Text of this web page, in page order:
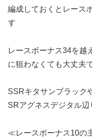
編成しておくとレース
す
レースボーナス34を越
に狙わなくても大丈夫
SSRキタサンブラック
SRアグネスデジタル辺
≪レースボーナス10の